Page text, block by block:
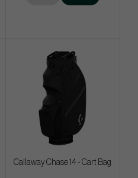
Callaway Chase 14 - Cart Bag